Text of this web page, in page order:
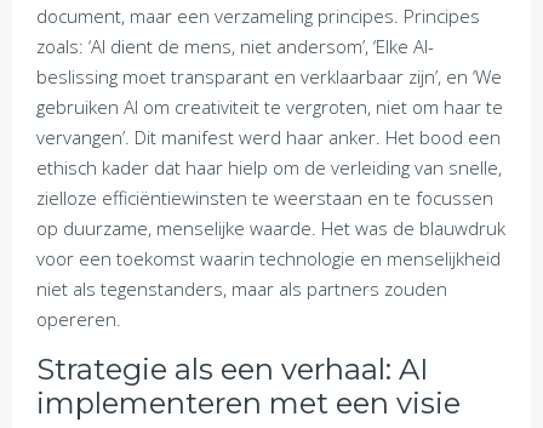
document, maar een verzameling principes. Principes
zoals: ‘AI dient de mens, niet andersom’, ‘Elke AI-
beslissing moet transparant en verklaarbaar zijn’, en ‘We
gebruiken AI om creativiteit te vergroten, niet om haar te
vervangen’. Dit manifest werd haar anker. Het bood een
ethisch kader dat haar hielp om de verleiding van snelle,
zielloze efficiëntiewinsten te weerstaan en te focussen
op duurzame, menselijke waarde. Het was de blauwdruk
voor een toekomst waarin technologie en menselijkheid
niet als tegenstanders, maar als partners zouden
opereren.
Strategie als een verhaal: AI
implementeren met een visie